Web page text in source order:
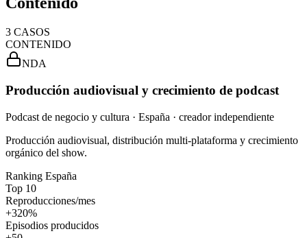
3 CASOS
CONTENIDO
NDA
Producción audiovisual y crecimiento de podcast
Podcast de negocio y cultura · España · creador independiente
Producción audiovisual, distribución multi-plataforma y crecimiento
orgánico del show.
Ranking España
Top 10
Reproducciones/mes
+320%
Episodios producidos